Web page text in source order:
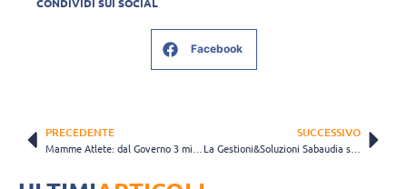
Facebook
PRECEDENTE SUCCESSIVO
La Gestioni&Soluzioni Sabaudia si affida a un altro giovanissimo centrale, il triestino Nicolò Katalan